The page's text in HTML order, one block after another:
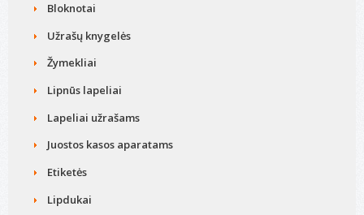
Bloknotai
Užrašų knygelės
Žymekliai
Lipnūs lapeliai
Lapeliai užrašams
Juostos kasos aparatams
Etiketės
Lipdukai